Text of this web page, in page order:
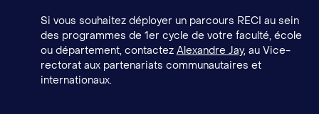
Si vous souhaitez déployer un parcours RECI au sein
des programmes de 1er cycle de votre faculté, école
ou département, contactez Alexandre Jay, au Vice-
rectorat aux partenariats communautaires et
internationaux.